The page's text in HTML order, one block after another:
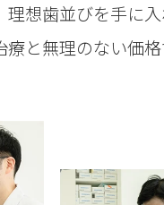
理想歯並びを手に
療と無理のない価